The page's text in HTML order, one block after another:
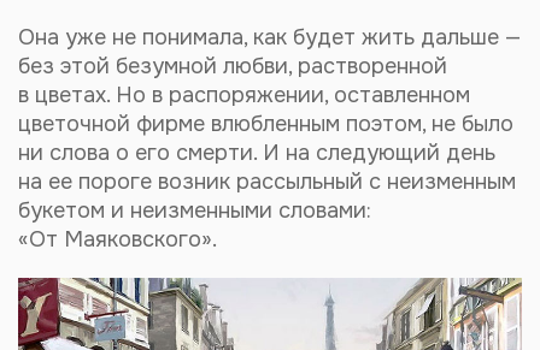
Она уже не понимала, как будет жить дальше —
без этой безумной любви, растворенной
в цветах. Но в распоряжении, оставленном
цветочной фирме влюбленным поэтом, не было
ни слова о его смерти. И на следующий день
на ее пороге возник рассыльный с неизменным
букетом и неизменными словами:
«От Маяковского».